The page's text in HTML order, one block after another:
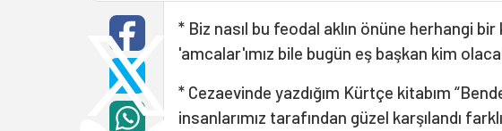
* Biz nasıl bu feodal aklın önüne herhangi
'amcalar'ımız bile bugün eş başkan kim
* Cezaevinde yazdığım Kürtçe kitabım
insanlarımız tarafından güzel karşılandı